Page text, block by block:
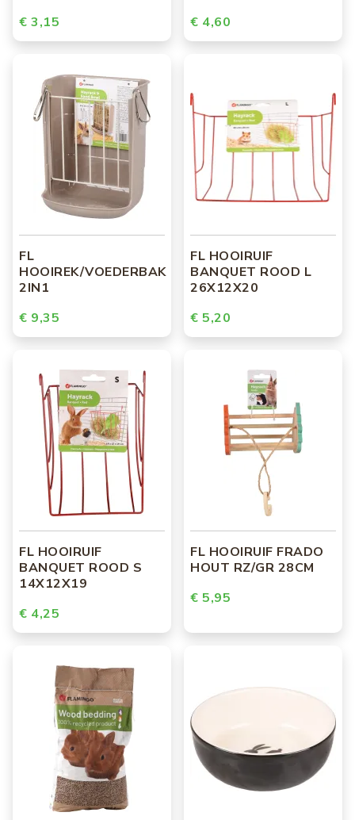
€ 3,15
€ 4,60
FL
HOOIREK/VOEDERBAK
2IN1
€ 9,35
FL HOOIRUIF
BANQUET ROOD L
26X12X20
€ 5,20
FL HOOIRUIF
BANQUET ROOD S
14X12X19
€ 4,25
FL HOOIRUIF FRADO
HOUT RZ/GR 28CM
€ 5,95